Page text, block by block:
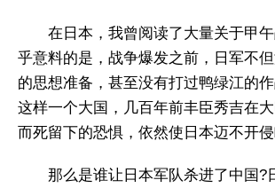
在日本，我曾阅读了大量关于甲
乎意料的是，战争爆发之前，日军不
的思想准备，甚至没有打过鸭绿江的
这样一个大国，几百年前丰臣秀吉在
而死留下的恐惧，依然使日本迈不开侵
那么是谁让日本军队杀进了中国?